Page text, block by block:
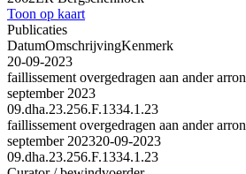
Toon op kaart
Publicaties
DatumOmschrijvingKenmerk
20-09-2023
faillissement overgedragen aan ander
september 2023
09.dha.23.256.F.1334.1.23
faillissement overgedragen aan ander
september 202320-09-2023
09.dha.23.256.F.1334.1.23